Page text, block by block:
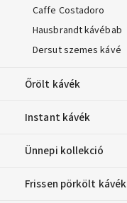
Caffe Costadoro
Hausbrandt kávébab
Dersut szemes kávé
Őrölt kávék
Instant kávék
Ünnepi kollekció
Frissen pörkölt kávék